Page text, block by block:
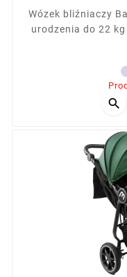
Wózek bliźniaczy
urodzenia do 22
cm szer.),
terenowymi i
(ponad 12
po 